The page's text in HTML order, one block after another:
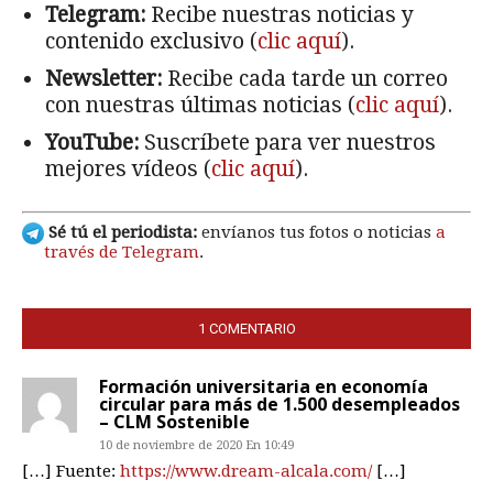
Telegram: Recibe nuestras noticias y
contenido exclusivo (clic aquí).
Newsletter: Recibe cada tarde un correo
con nuestras últimas noticias (clic aquí).
YouTube: Suscríbete para ver nuestros
mejores vídeos (clic aquí).
Sé tú el periodista: envíanos tus fotos o noticias a
través de Telegram.
1 COMENTARIO
Formación universitaria en economía
circular para más de 1.500 desempleados
– CLM Sostenible
10 de noviembre de 2020 En 10:49
[…] Fuente: https://www.dream-alcala.com/[…]